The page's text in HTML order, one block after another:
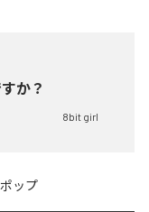
か？
8bit girl
ポップ